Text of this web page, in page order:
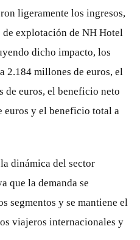
ligeramente los ingresos,
explotación de NH Hotel
dicho impacto, los
2.184 millones de euros, el
euros, el beneficio neto
euros y el beneficio total a
dinámica del sector
que la demanda se
segmentos y se mantiene el
viajeros internacionales y